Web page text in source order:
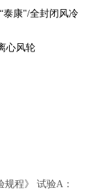
泰康"/全封闭风冷
心风轮
程》 试验A：